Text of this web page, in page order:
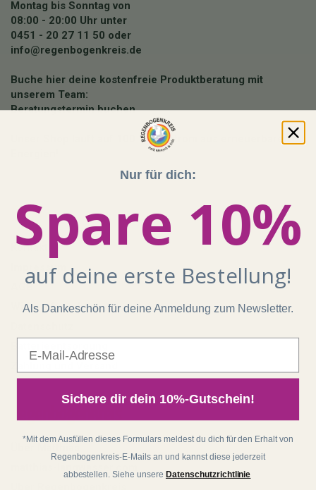
Montag bis Sonntag von
08:00 - 20:00 Uhr unter
0451 - 20 27 11 50 oder
info@regenbogenkreis.de
Buche hier deine kostenfreie Produktberatung mit
unserem Team:
Beratungstermin buchen
Unser Shop läuft auf 100 % Ökostrom aus erneuerbaren
Shop
Kontakt
Impressum
AGB
Widerrufsrecht
Nur für dich:
Spare 10%
auf deine erste Bestellung!
Als Dankeschön für deine Anmeldung zum Newsletter.
Sichere dir dein 10%-Gutschein!
*Mit dem Ausfüllen dieses Formulars meldest du dich für den Erhalt von
Regenbogenkreis-E-Mails an und kannst diese jederzeit
abbestellen. Siehe unsere Datenschutzrichtlinie